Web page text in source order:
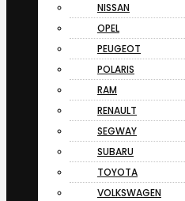
NISSAN
OPEL
PEUGEOT
POLARIS
RAM
RENAULT
SEGWAY
SUBARU
TOYOTA
VOLKSWAGEN